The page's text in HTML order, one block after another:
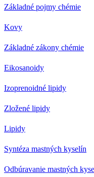
Základné pojmy chémie
Kovy
Základné zákony chémie
Eikosanoidy
Izoprenoidné lipidy
Zložené lipidy
Lipidy
Syntéza mastných kyselín
Odbúravanie mastných